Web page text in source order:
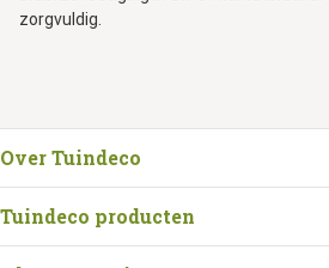
zorgvuldig.
Over Tuindeco
Tuindeco producten